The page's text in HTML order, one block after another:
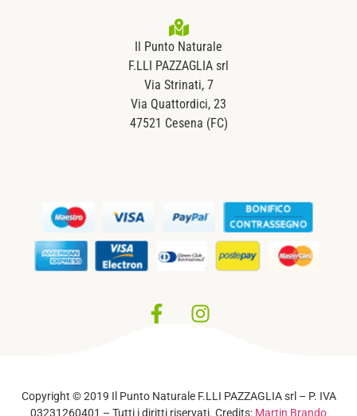
Il Punto Naturale
F.LLI PAZZAGLIA srl
Via Strinati, 7
Via Quattordici, 23
47521 Cesena (FC)
Copyright © 2019 Il Punto Naturale F.LLI PAZZAGLIA srl – P. IVA